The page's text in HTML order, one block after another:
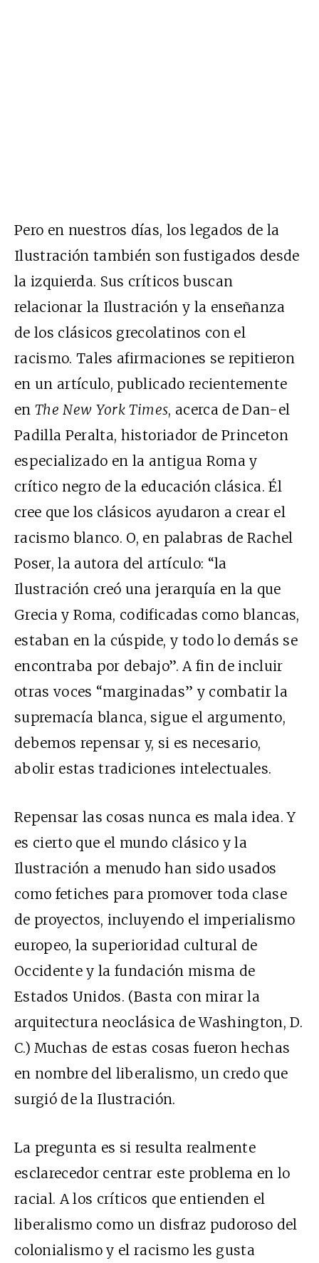
Pero en nuestros días, los legados de la
Ilustración también son fustigados desde
la izquierda. Sus críticos buscan
relacionar la Ilustración y la enseñanza
de los clásicos grecolatinos con el
racismo. Tales afirmaciones se repitieron
en un artículo, publicado recientemente
enThe New York Times, acerca de Dan-el
Padilla Peralta, historiador de Princeton
especializado en la antigua Roma y
crítico negro de la educación clásica. Él
cree que los clásicos ayudaron a crear el
racismo blanco. O, en palabras de Rachel
Poser, la autora del artículo: “la
Ilustración creó una jerarquía en la que
Grecia y Roma, codificadas como blancas,
estaban en la cúspide, y todo lo demás se
encontraba por debajo”. A fin de incluir
otras voces “marginadas” y combatir la
supremacía blanca, sigue el argumento,
debemos repensar y, si es necesario,
abolir estas tradiciones intelectuales.
Repensar las cosas nunca es mala idea. Y
es cierto que el mundo clásico y la
Ilustración a menudo han sido usados
como fetiches para promover toda clase
de proyectos, incluyendo el imperialismo
europeo, la superioridad cultural de
Occidente y la fundación misma de
Estados Unidos. (Basta con mirar la
arquitectura neoclásica de Washington, D.
C.) Muchas de estas cosas fueron hechas
en nombre del liberalismo, un credo que
surgió de la Ilustración.
La pregunta es si resulta realmente
esclarecedor centrar este problema en lo
racial. A los críticos que entienden el
liberalismo como un disfraz pudoroso del
colonialismo y el racismo les gusta